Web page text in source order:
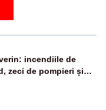
incendiile de
zeci de pompieri și
flăcările - VIDEO